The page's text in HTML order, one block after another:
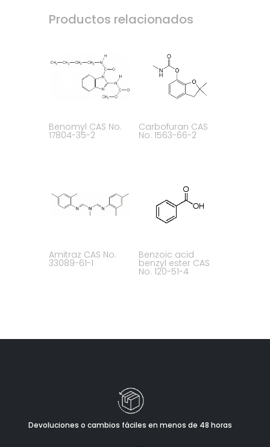
Productos relacionados
Benomyl CAS No.
17804-35-2
Carbofuran CAS
No. 1563-66-2
Amitraz CAS No.
33089-61-1
Benzoic acid
benzyl ester CAS
No. 120-51-4
Devoluciones o cambios fáciles en menos de 48 horas